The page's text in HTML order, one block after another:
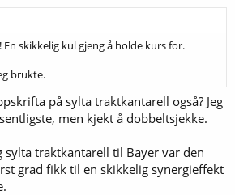
skikkelig kul gjeng å holde kurs for.
brukte.
på sylta traktkantarell også? Jeg
men kjekt å dobbeltsjekke.
sylta traktkantarell til Bayer var den
grad fikk til en skikkelig synergieffekt